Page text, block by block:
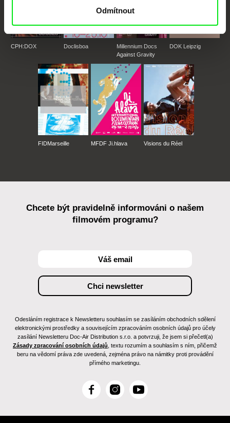
Odmítnout
CPH:DOX Doclisboa
Millennium Docs
Against Gravity
DOK Leipzig
FIDMarseille MFDF Ji.hlava Visions du Réel
Chcete být pravidelně informováni o našem
filmovém programu?
Odesláním registrace k Newsletteru souhlasím se zasíláním obchodních sdělení
elektronickými prostředky a souvisejícím zpracováním osobních údajů pro účely
zasílání Newsletteru Doc-Air Distribution s.r.o. a potvrzuji, že jsem si přečetl(a)
Zásady zpracování osobních údajů , textu rozumím a souhlasím s ním, přičemž
beru na vědomí práva zde uvedená, zejména právo na námitky proti provádění
přímého marketingu.
F
c
I
s
Y
u